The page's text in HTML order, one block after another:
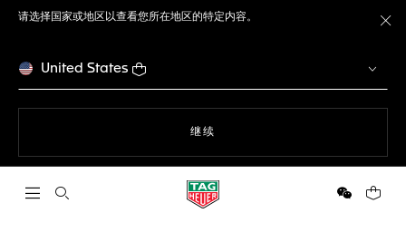
请选择国家或地区以查看您所在地区的特定内容。
United States
继续
打开搜索 微信 您的